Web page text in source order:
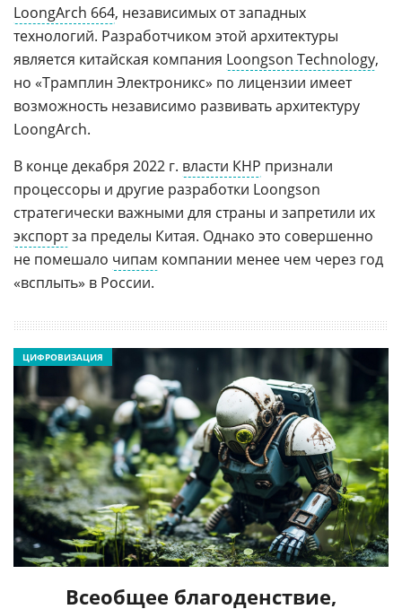
LoongArch 664, независимых от западных
технологий. Разработчиком этой архитектуры
является китайская компания Loongson Technology,
но «Трамплин Электроникс» по лицензии имеет
возможность независимо развивать архитектуру
LoongArch.
В конце декабря 2022 г. власти КНР признали
процессоры и другие разработки Loongson
стратегически важными для страны и запретили их
экспортза пределы Китая. Однако это совершенно
не помешало чипам компании менее чем через год
«всплыть» в России.
Всеобщее благоденствие,
ЦИФРОВИЗАЦИЯ